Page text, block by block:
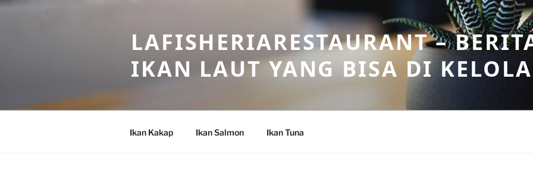
Skip
LAFISHERIARESTAURANT –
IKAN LAUT YANG BISA DI
Ikan Kakap Ikan Salmon Ikan Tuna